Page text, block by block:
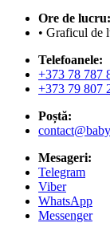
Ore de lucru:
• Graficul de
Telefoanele:
+373 78 787
+373 79 807
Poștă:
Mesageri:
Telegram
Viber
WhatsApp
Messenger